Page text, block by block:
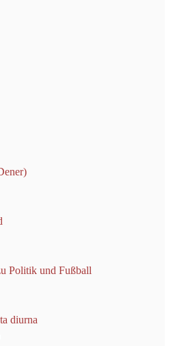
Politik und Fußball
diurna